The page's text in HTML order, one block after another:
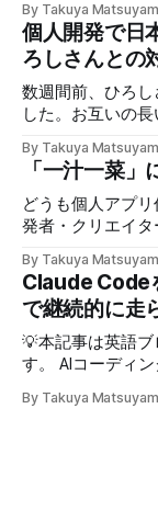
で癖になってい
を注ぐ、という
ほど〜」と、相手
いう所に集中す
が、このお陰で
アップの質問や
ら頑張って面白い
なった。話の結
「いいですね」
締めくくる。反
で便利！男相手
きそうだ。 天気が悪くてだるいので、やる気が出るまで部
屋でレシートの
トを撮ったら事務
ーラムをチェック
By Takuya
個人開発で日
ろしさんとの
数週間前、ひろ
した。お互いの
き起こしが出来た
さい。 ※ギアアイコンをクリックして、音声と字幕を日本語
に変更できます。 00:00 イントロ:TAKUYAさんようこそ
01:32 TAKUYAさ
がフリーランス案
うになるまで
14:54 AI登場前、
ーディング時代
ずつレビューする
の 25:53 AI時代
By Takuya
「一汁一菜
どうも個人アプ
発者・クリエイ
の「健やかに生
づくりを楽しみ続けると
近のAIの急速な
くかを悩んでい
べてに対する正解
人はいないからです。 でも自分は、ソフトウ
ーティストとして
By Takuya
Claude Code
で継続的に走
💡本記事は英語ブログの日
す。 AIコーディングでは専らClaude Codeを使っています。
いたのですが、幅
By Takuya